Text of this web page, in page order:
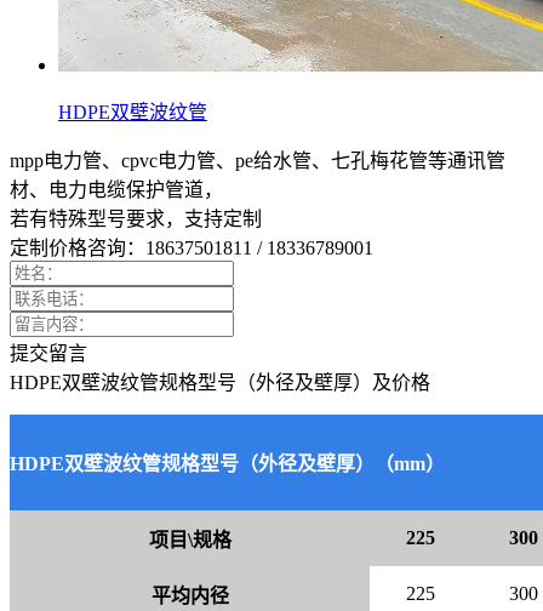
HDPE双壁波纹管
mpp电力管、cpvc电力管、pe给水管、七孔梅花管等通讯管
材、电力电缆保护管道，
若有特殊型号要求， 支持定制
定制价格咨询： 18637501811 / 18336789001
提交留言
HDPE双壁波纹管规格型号（外径及壁厚）及价格
HDPE双壁波纹管规格型号（外径及壁厚）（mm）
项目\规格 225 300
平均内径 225 300